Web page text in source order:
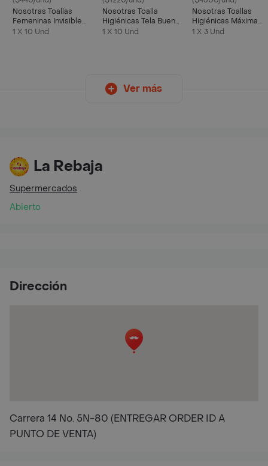
Nosotras Toallas
Femeninas Invisible
Clásica
1 X 10 Und
Nosotras Toalla
Higiénicas Tela Buenas
Noches
1 X 10 Und
Nosotras Toallas
Higiénicas Máxima
Protección Buenas
1 X 3 Und
Ver más
La Rebaja
Supermercados
Abierto
Dirección
Carrera 14 No. 5N-80 (ENTREGAR ORDER ID A
PUNTO DE VENTA)